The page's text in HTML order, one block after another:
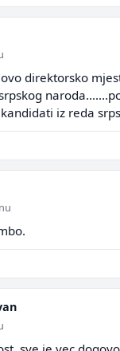
direktorsko
iz reda